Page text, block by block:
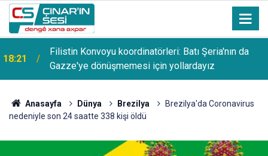
18:21
Filistin Konvoyu koordinatörleri: Batı Şeria'nın da
Gazze'ye dönüşmemesi için yollardayız
Anasayfa Dünya Brezilya
Brezilya'da Coronavirus
nedeniyle son 24 saatte 338 kişi öldü